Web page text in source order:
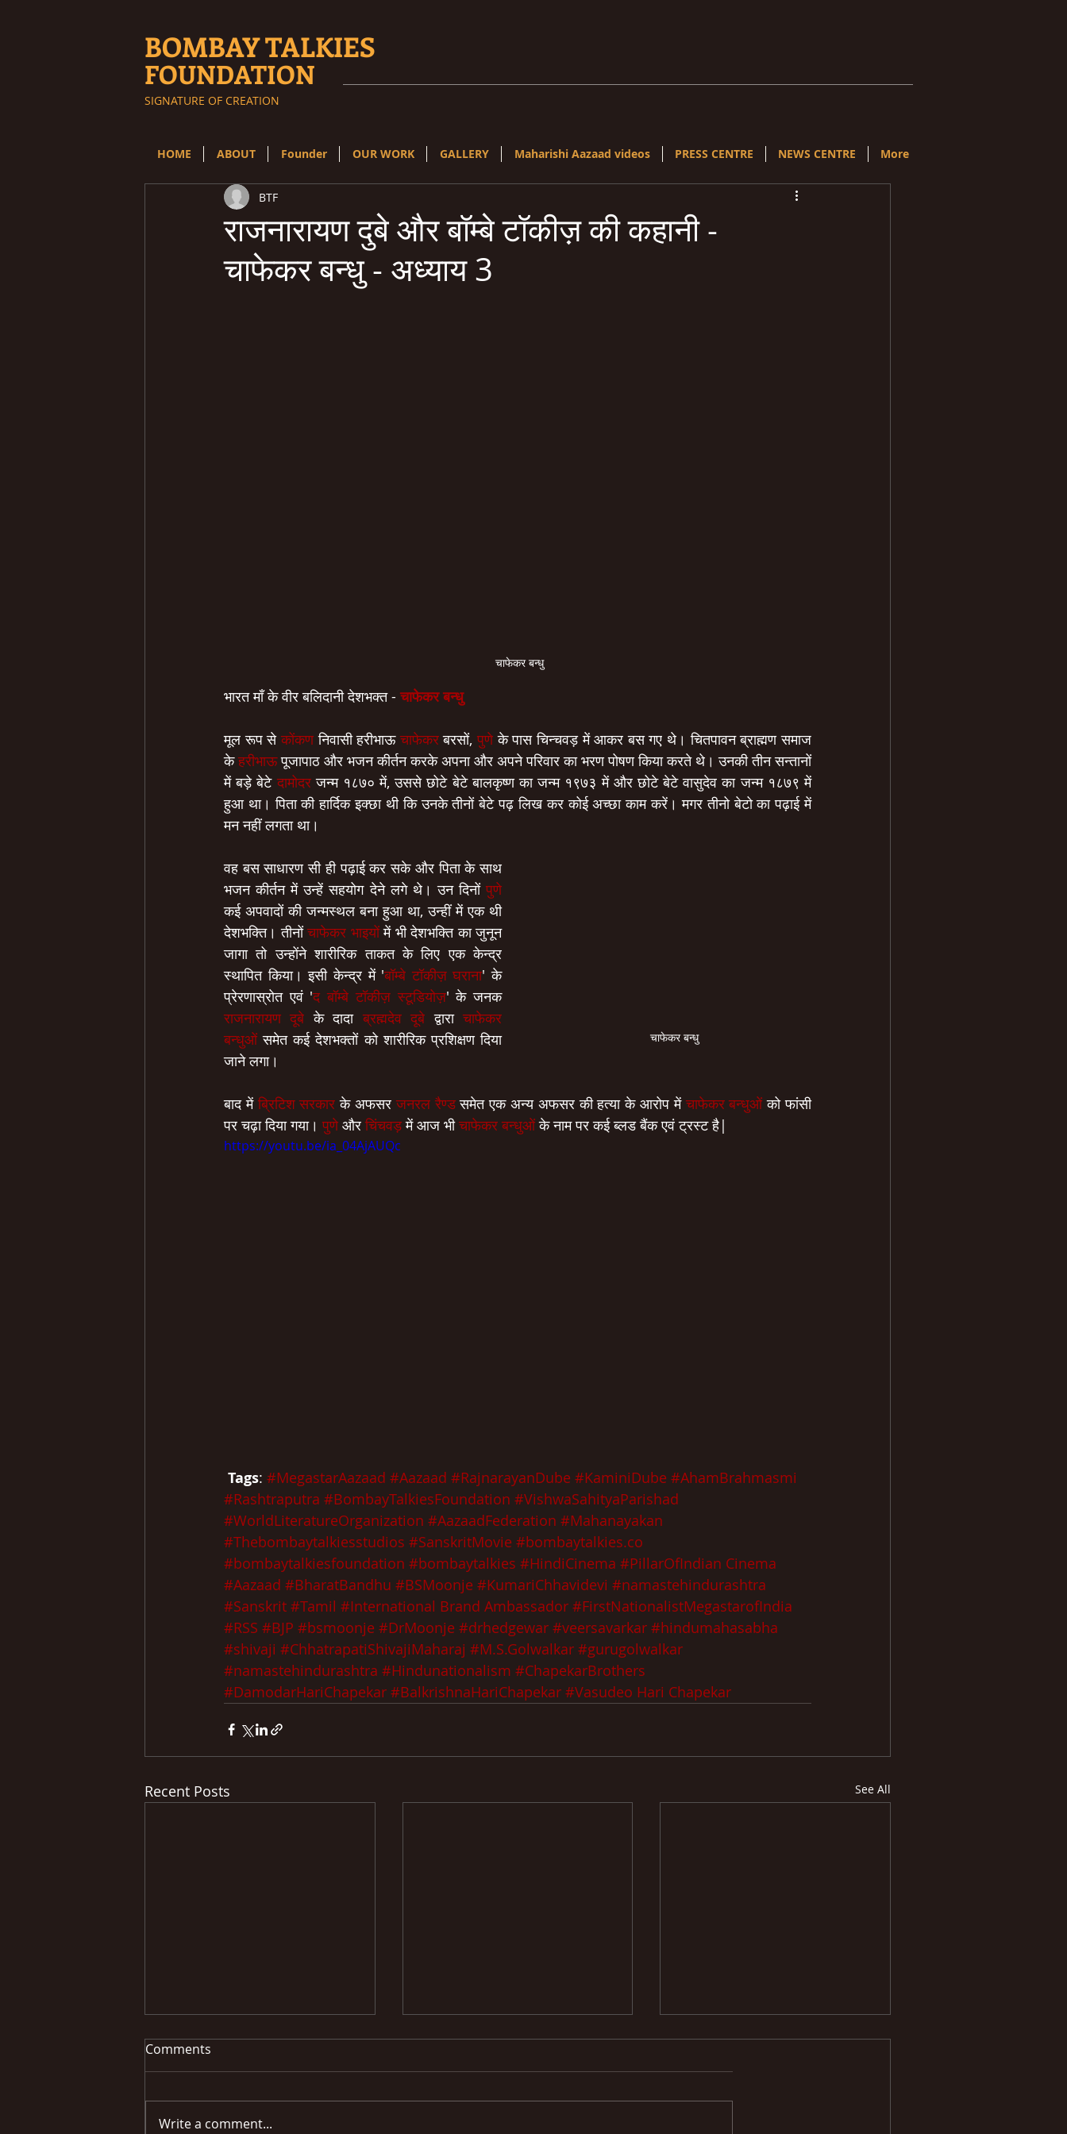
BOMBAY TALKIES
FOUNDATION
SIGNATURE OF CREATION
HOME ABOUT Founder OUR WORK GALLERY Maharishi Aazaad videos PRESS CENTRE NEWS CENTRE More
राजनारायण दुबे और बॉम्बे टॉकीज़ की कहानी -
चाफेकर बन्धु - अध्याय 3
BTF
चाफेकर बन्धु
भारत माँ के वीर बलिदानी देशभक्त - चाफेकर बन्धु
मूल रूप से कोंकण निवासी हरीभाऊ चाफेकर बरसों, पुणे के पास चिन्चवड़ में आकर बस गए थे। चितपावन ब्राह्मण समाज
के हरीभाऊ पूजापाठ और भजन कीर्तन करके अपना और अपने परिवार का भरण पोषण किया करते थे। उनकी तीन सन्तानों
में बड़े बेटे दामोदर जन्म १८७० में, उससे छोटे बेटे बालकृष्ण का जन्म १९७३ में और छोटे बेटे वासुदेव का जन्म १८७९ में
हुआ था। पिता की हार्दिक इक्छा थी कि उनके तीनों बेटे पढ़ लिख कर कोई अच्छा काम करें। मगर तीनो बेटो का पढ़ाई में
मन नहीं लगता था।
चाफेकर बन्धु
वह बस साधारण सी ही पढ़ाई कर सके और पिता के साथ
भजन कीर्तन में उन्हें सहयोग देने लगे थे। उन दिनों पुणे
कई अपवादों की जन्मस्थल बना हुआ था, उन्हीं में एक थी
देशभक्ति। तीनों चाफेकर भाइयों में भी देशभक्ति का जुनून
जागा तो उन्होंने शारीरिक ताकत के लिए एक केन्द्र
स्थापित किया। इसी केन्द्र में 'बॉम्बे टॉकीज़ घराना' के
प्रेरणास्रोत एवं 'द बॉम्बे टॉकीज़ स्टूडियोज़
' के जनक
राजनारायण दूबे के दादा ब्रह्मदेव दूबे द्वारा चाफेकर
बन्धुओं समेत कई देशभक्तों को शारीरिक प्रशिक्षण दिया
जाने लगा।
बाद में ब्रिटिश सरकार के अफसर जनरल रैण्ड समेत एक अन्य अफसर की हत्या के आरोप में चाफेकर बन्धुओं को फांसी
पर चढ़ा दिया गया। पुणे और चिंचवड़ में आज भी चाफेकर बन्धुओं के नाम पर कई ब्लड बैंक एवं ट्रस्ट है|
https://youtu.be/ia_04AjAUQc
Tags: #MegastarAazaad #Aazaad #RajnarayanDube #KaminiDube #AhamBrahmasmi
#Rashtraputra #BombayTalkiesFoundation #VishwaSahityaParishad
#WorldLiteratureOrganization #AazaadFederation #Mahanayakan
#Thebombaytalkiesstudios #SanskritMovie #bombaytalkies.co
#bombaytalkiesfoundation #bombaytalkies #HindiCinema #PillarOfIndian Cinema
#Aazaad #BharatBandhu #BSMoonje #KumariChhavidevi #namastehindurashtra
#Sanskrit #Tamil #International Brand Ambassador #FirstNationalistMegastarofIndia
#RSS #BJP #bsmoonje #DrMoonje #drhedgewar #veersavarkar #hindumahasabha
#shivaji #ChhatrapatiShivajiMaharaj #M.S.Golwalkar #gurugolwalkar
#namastehindurashtra #Hindunationalism #ChapekarBrothers
#DamodarHariChapekar #BalkrishnaHariChapekar #Vasudeo Hari Chapekar
Recent Posts See All
Comments
Write a comment...